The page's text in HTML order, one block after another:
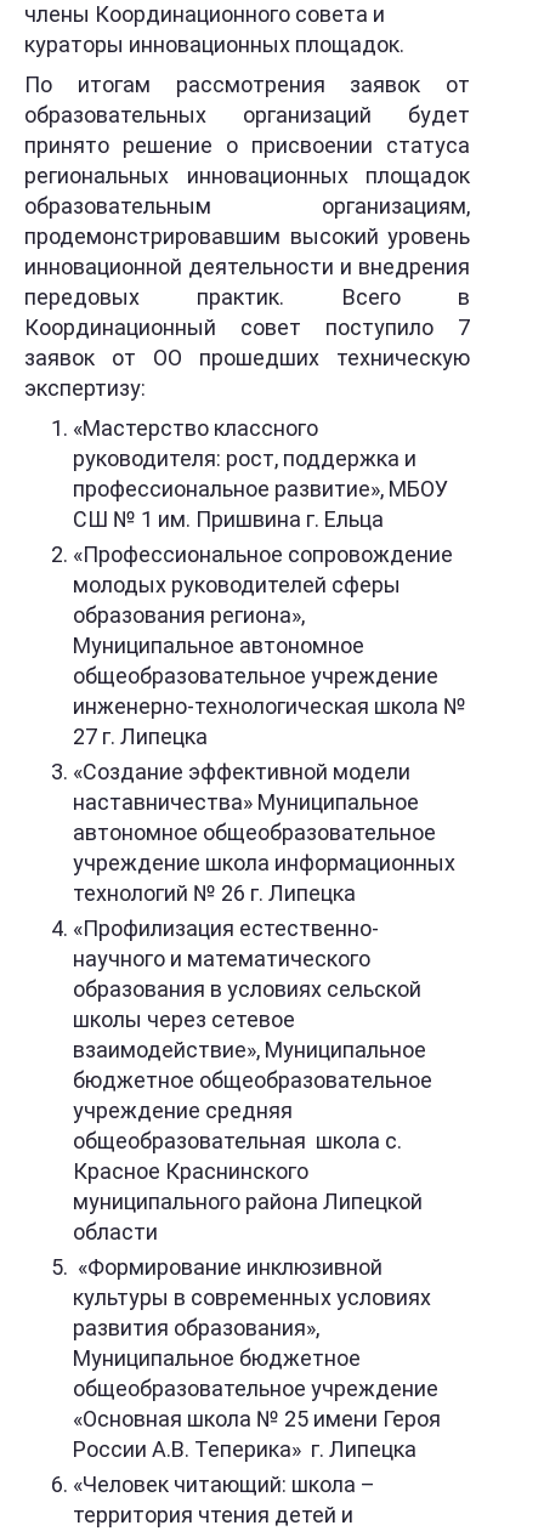
члены Координационного совета и
кураторы инновационных площадок.
По итогам рассмотрения заявок от
образовательных организаций будет
принято решение о присвоении статуса
региональных инновационных площадок
образовательным организациям,
продемонстрировавшим высокий уровень
инновационной деятельности и внедрения
передовых практик. Всего в
Координационный совет поступило 7
заявок от ОО прошедших техническую
экспертизу:
«Мастерство классного
руководителя: рост, поддержка и
профессиональное развитие», МБОУ
СШ № 1 им. Пришвина г. Ельца
«Профессиональное сопровождение
молодых руководителей сферы
образования региона»,
Муниципальное автономное
общеобразовательное учреждение
инженерно-технологическая школа №
27 г. Липецка
«Создание эффективной модели
наставничества» Муниципальное
автономное общеобразовательное
учреждение школа информационных
технологий № 26 г. Липецка
«Профилизация естественно-
научного и математического
образования в условиях сельской
школы через сетевое
взаимодействие», Муниципальное
бюджетное общеобразовательное
учреждение средняя
общеобразовательная школа с.
Красное Краснинского
муниципального района Липецкой
области
«Формирование инклюзивной
культуры в современных условиях
развития образования»,
Муниципальное бюджетное
общеобразовательное учреждение
«Основная школа № 25 имени Героя
России А.В. Теперика» г. Липецка
«Человек читающий: школа –
территория чтения детей и